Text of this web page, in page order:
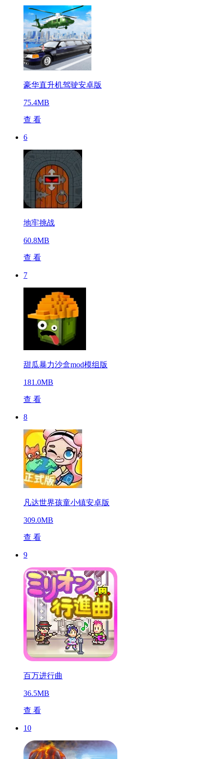
豪华直升机驾驶安卓版
75.4MB
查 看
6
地牢挑战
60.8MB
查 看
7
甜瓜暴力沙盒mod模组版
181.0MB
查 看
8
凡达世界孩童小镇安卓版
309.0MB
查 看
9
百万进行曲
36.5MB
查 看
10